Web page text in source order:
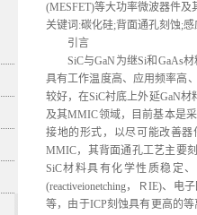
(MESFET)等大功率微波器件
关键词 :碳化硅;背面通孔刻蚀;
引言
SiC与GaN为继Si和GaAs
具有工作温度高、应用频率高
较好，在SiC衬底上外延GaN
及其MMIC领域，目前基本是
接地的形式，以尽可能改善器
MMIC，其背面通孔工艺主要
SiC材料具有化学性质稳定
(reactiveionetching，ＲIE)、电
等，由于ICP刻蚀具有更高的